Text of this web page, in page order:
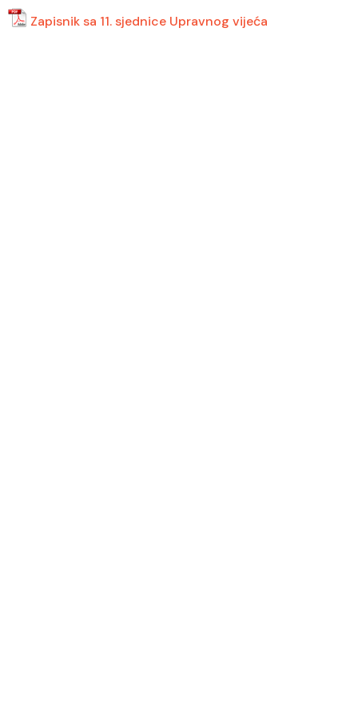
Zapisnik sa 11. sjednice Upravnog vijeća